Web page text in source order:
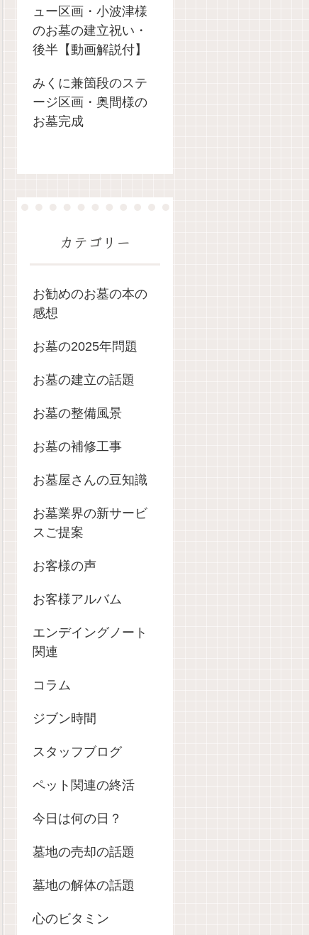
ュー区画・小波津様
のお墓の建立祝い・
後半【動画解説付】
みくに兼箇段のステ
ージ区画・奥間様の
お墓完成
カテゴリー
お勧めのお墓の本の
感想
お墓の2025年問題
お墓の建立の話題
お墓の整備風景
お墓の補修工事
お墓屋さんの豆知識
お墓業界の新サービ
スご提案
お客様の声
お客様アルバム
エンデイングノート
関連
コラム
ジブン時間
スタッフブログ
ペット関連の終活
今日は何の日？
墓地の売却の話題
墓地の解体の話題
心のビタミン